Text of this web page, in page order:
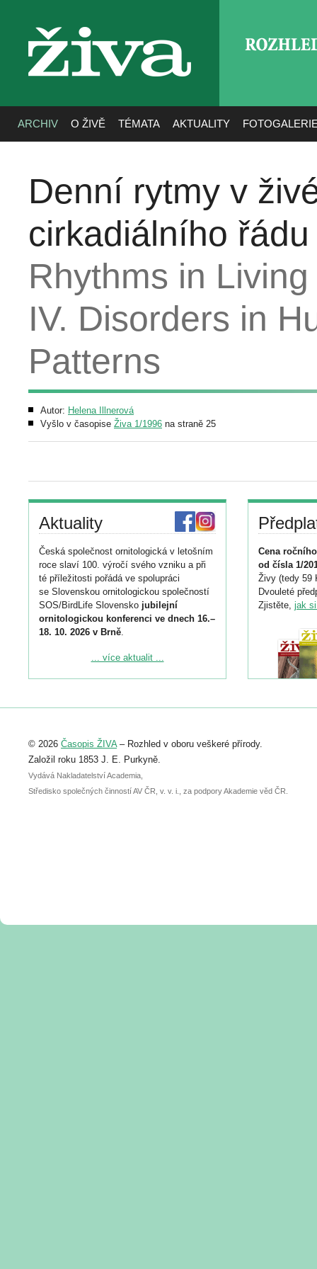
živa
ARCHIV O ŽIVĚ TÉMATA AKTUALITY
Denní rytmy v
cirkadiálního
Rhythms in
IV. Disorders in
Patterns
Autor: Helena Illnerová
Vyšlo v časopise Živa 1/1996 na straně 25
Aktuality
Česká společnost ornitologická v letošním
roce slaví 100. výročí svého vzniku a při
té příležitosti pořádá ve spolupráci
se Slovenskou ornitologickou společností
SOS/BirdLife Slovensko jubilejní
ornitologickou konferenci ve dnech 16.–
18. 10. 2026 v Brně.
Podrobnější informace ke konferenci
Registrovat se můžete do 6. září.
abstraktu přihlášené přednášky nebo
posteru je už 30. června.
... více aktualit ...
Cena
od čísla 1/
Živy (tedy 59
Dvouleté
Zjistěte, jak
© 2026 Časopis ŽIVA– Rozhled v oboru veškeré přírody.
Založil roku 1853 J. E. Purkyně.
Vydává Nakladatelství Academia,
Středisko společných činností AV ČR, v. v. i., za podpory Akademie věd ČR.